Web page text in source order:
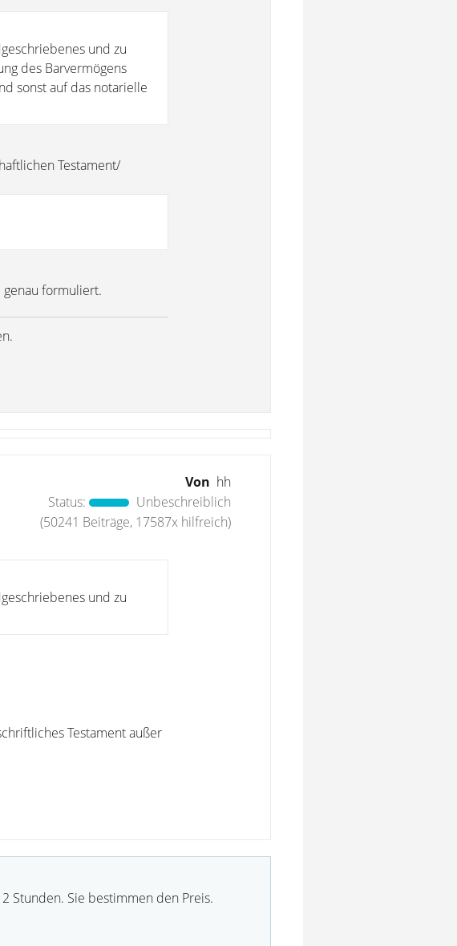
und zu
des Barvermögens
sonst auf das notarielle
Testament/
formuliert.
Von hh
Status:
Unbeschreiblich
(50241 Beiträge, 17587x hilfreich)
und zu
Testament außer
Stunden. Sie bestimmen den Preis.